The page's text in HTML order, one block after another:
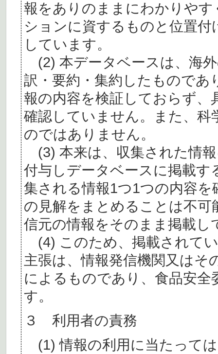
報をありのままにわかりや
ションに資するものと位置
しています。
(2) 本データベースは、海
訳・要約・集約したものであ
報の内容を検証しておらず、
確認していません。また、
のではありません。
(3) 本来は、収集された情
付与しデータベースに掲載
集される情報1つ1つの内容
の見解をまとめることは不
信元の情報をそのまま掲載し
(4) このため、掲載されて
主張は、情報発信機関又はそ
によるものであり、食品安
す。
３ 利用者の責務
(1) 情報の利用に当たって